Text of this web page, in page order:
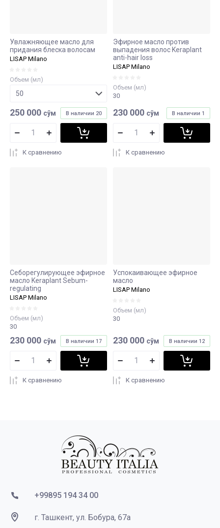
Увлажняющее масло для
придания блеска волосам
LISAP Milano
Объем (мл)
В наличии 20
250 000 сўм
К сравнению
Эфирное масло против
выпадения волос Keraplant
anti-hair loss
LISAP Milano
Объем (мл)
30
В наличии 1
230 000 сўм
К сравнению
Себорегулирующее эфирное
масло Keraplant Sebum-
regulating
LISAP Milano
Объем (мл)
30
В наличии 17
230 000 сўм
К сравнению
Успокаивающее эфирное
масло
LISAP Milano
Объем (мл)
30
В наличии 12
230 000 сўм
К сравнению
+99895 194 34 00
г. Ташкент, ул. Бобура, 67а